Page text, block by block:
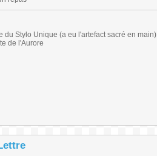
du Stylo Unique (a eu l'artefact sacré en
de l'Aurore